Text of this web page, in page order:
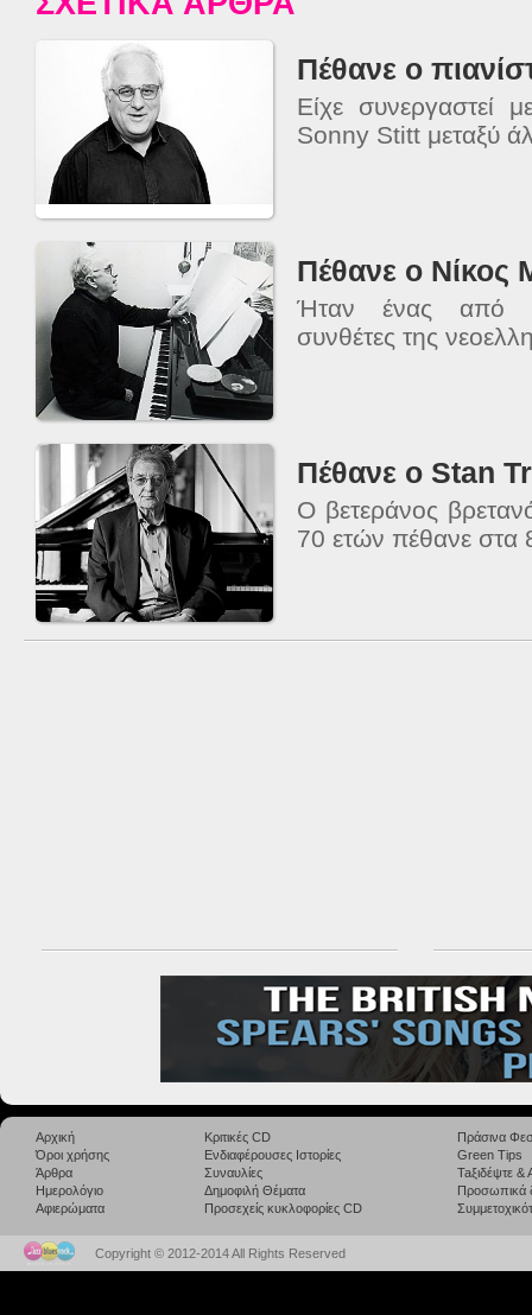
Πέθανε ο
Είχε συνεργαστεί
Sonny Stitt μεταξύ
Πέθανε ο Νίκος
Ήταν ένας από
συνθέτες της
Πέθανε ο Stan
Ο βετεράνος
70 ετών πέθανε στα
Αρχική
Όροι χρήσης
Άρθρα
Ημερολόγιο
Αφιερώματα
Κριτικές CD
Ενδιαφέρουσες Ιστορίες
Συναυλίες
Δημοφιλή Θέματα
Προσεχείς κυκλοφορίες CD
Πράσινα
Green Tips
Taξιδέψτε
Προσωπικά
Copyright © 2012-2014 All Rights Reserved